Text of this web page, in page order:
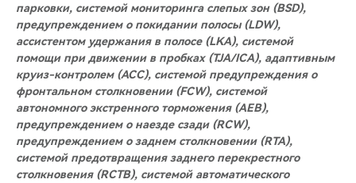
парковки, системой мониторинга слепых зон (BSD),
предупреждением о покидании полосы (LDW),
ассистентом удержания в полосе (LKA), системой
помощи при движении в пробках (TJA/ICA), адаптивным
круиз-контролем (ACC), системой предупреждения о
фронтальном столкновении (FCW), системой
автономного экстренного торможения (AEB),
предупреждением о наезде сзади (RCW),
предупреждением о заднем столкновении (RTA),
системой предотвращения заднего перекрестного
столкновения (RCTB), системой автоматического